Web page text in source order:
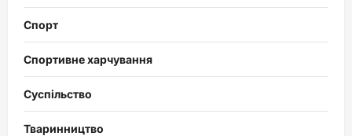
Спорт
Спортивне харчування
Суспільство
Тваринництво